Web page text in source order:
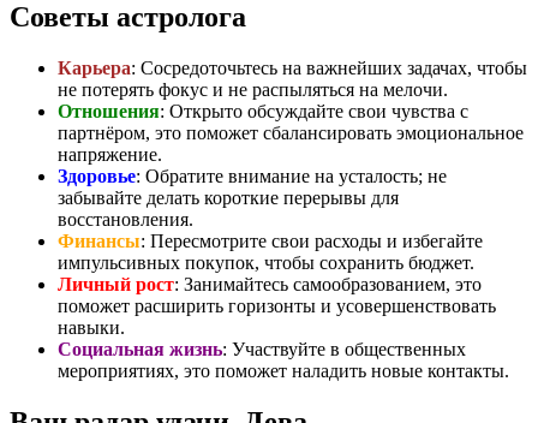
Советы астролога
Карьера: Сосредоточьтесь на важнейших задачах, чтобы
не потерять фокус и не распыляться на мелочи.
Отношения: Открыто обсуждайте свои чувства с
партнёром, это поможет сбалансировать эмоциональное
напряжение.
Здоровье: Обратите внимание на усталость; не
забывайте делать короткие перерывы для
восстановления.
Финансы: Пересмотрите свои расходы и избегайте
импульсивных покупок, чтобы сохранить бюджет.
Личный рост: Занимайтесь самообразованием, это
поможет расширить горизонты и усовершенствовать
навыки.
Социальная жизнь: Участвуйте в общественных
мероприятиях, это поможет наладить новые контакты.